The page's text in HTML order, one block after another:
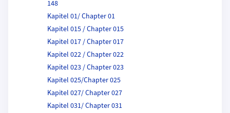
148
Kapitel 01/ Chapter 01
Kapitel 015 / Chapter 015
Kapitel 017 / Chapter 017
Kapitel 022 / Chapter 022
Kapitel 023 / Chapter 023
Kapitel 025/Chapter 025
Kapitel 027/ Chapter 027
Kapitel 031/ Chapter 031